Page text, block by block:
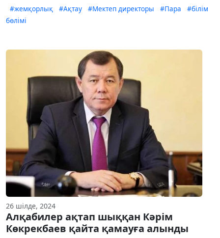
#жемқорлық #Ақтау #Мектеп директоры #Пара
#білім
бөлімі
26 шілде, 2024
Алқабилер ақтап шыққан Кәрім
Көкрекбаев қайта қамауға алынды